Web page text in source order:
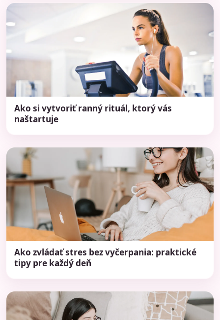
Ako si vytvoriť ranný rituál, ktorý vás
naštartuje
Ako zvládať stres bez vyčerpania: praktické
tipy pre každý deň